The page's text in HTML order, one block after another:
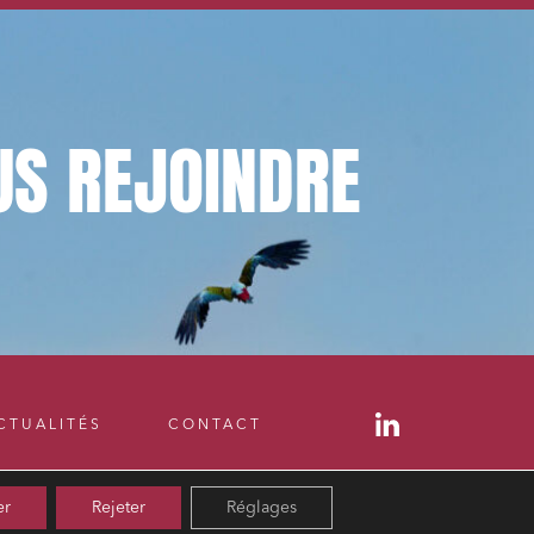
REJOINDRE
CONTACT
Rejeter Réglages